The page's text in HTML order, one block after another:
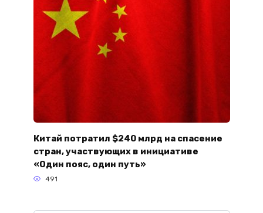
Китай потратил $240 млрд на спасение
стран, участвующих в инициативе
«Один пояс, один путь»
491